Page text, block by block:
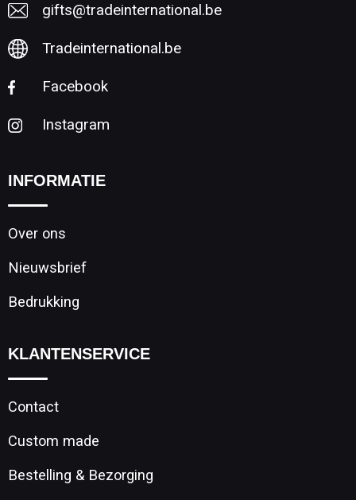
gifts@tradeinternational.be
Tradeinternational.be
Facebook
Instagram
INFORMATIE
Over ons
Nieuwsbrief
Bedrukking
KLANTENSERVICE
Contact
Custom made
Bestelling & Bezorging